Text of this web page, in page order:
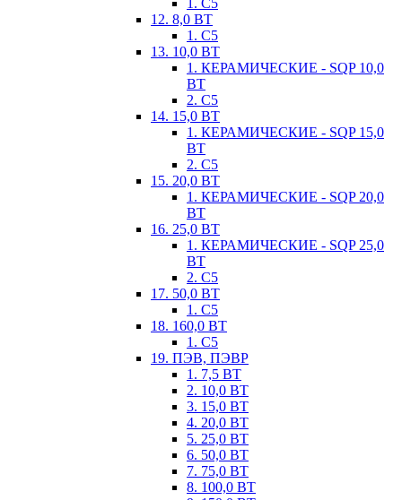
1. С5
12. 8,0 ВТ
1. С5
13. 10,0 ВТ
1. КЕРАМИЧЕСКИЕ - SQP 10,0
ВТ
2. С5
14. 15,0 ВТ
1. КЕРАМИЧЕСКИЕ - SQP 15,0
ВТ
2. С5
15. 20,0 ВТ
1. КЕРАМИЧЕСКИЕ - SQP 20,0
ВТ
16. 25,0 ВТ
1. КЕРАМИЧЕСКИЕ - SQP 25,0
ВТ
2. С5
17. 50,0 ВТ
1. С5
18. 160,0 ВТ
1. С5
19. ПЭВ, ПЭВР
1. 7,5 ВТ
2. 10,0 ВТ
3. 15,0 ВТ
4. 20,0 ВТ
5. 25,0 ВТ
6. 50,0 ВТ
7. 75,0 ВТ
8. 100,0 ВТ